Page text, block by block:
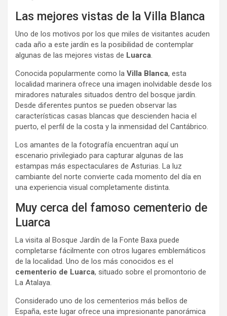
Las mejores vistas de la Villa Blanca
Uno de los motivos por los que miles de visitantes acuden
cada año a este jardín es la posibilidad de contemplar
algunas de las mejores vistas de Luarca.
Conocida popularmente como la Villa Blanca, esta
localidad marinera ofrece una imagen inolvidable desde los
miradores naturales situados dentro del bosque jardín.
Desde diferentes puntos se pueden observar las
características casas blancas que descienden hacia el
puerto, el perfil de la costa y la inmensidad del Cantábrico.
Los amantes de la fotografía encuentran aquí un
escenario privilegiado para capturar algunas de las
estampas más espectaculares de Asturias. La luz
cambiante del norte convierte cada momento del día en
una experiencia visual completamente distinta.
Muy cerca del famoso cementerio de
Luarca
La visita al Bosque Jardín de la Fonte Baxa puede
completarse fácilmente con otros lugares emblemáticos
de la localidad. Uno de los más conocidos es el
cementerio de Luarca, situado sobre el promontorio de
La Atalaya.
Considerado uno de los cementerios más bellos de
España, este lugar ofrece una impresionante panorámica